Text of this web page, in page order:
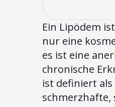
Ein Lipödem
nur eine
es ist eine
chronische
ist definiert als
schmerzhafte,